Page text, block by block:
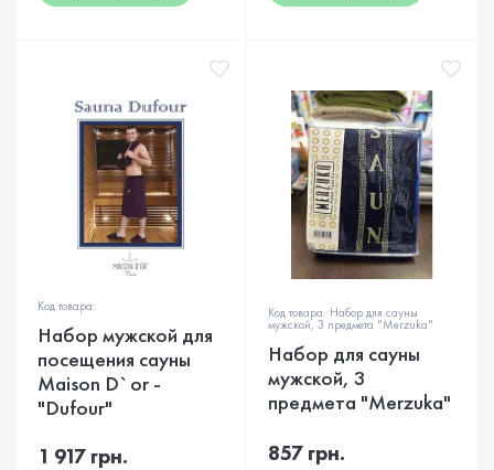
Код товара:
Набор мужской для
посещения сауны
Maison D`or -
"Dufour"
1 917 грн.
Код товара: Набор для сауны
мужской, 3 предмета "Merzuka"
Набор для сауны
мужской, 3
предмета "Merzuka"
857 грн.